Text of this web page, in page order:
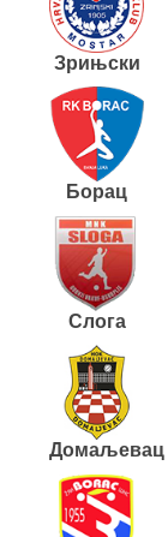
Зрињски
Борац
Слога
Домаљевац